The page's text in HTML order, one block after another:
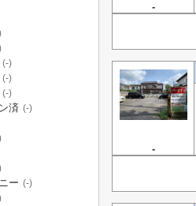
-
-
(-)
(-)
(-)
済 (-)
ー (-)